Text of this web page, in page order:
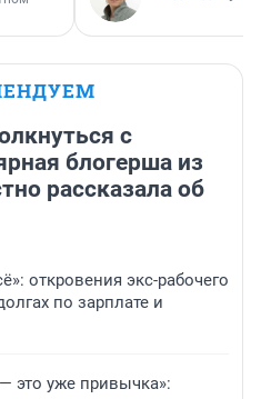
с
блогерша из
рассказала об
откровения экс-рабочего
по зарплате и
это уже привычка»: